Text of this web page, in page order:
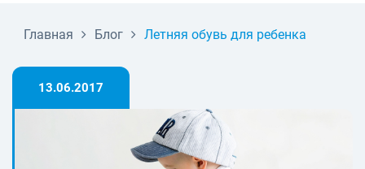
Главная Блог Летняя обувь для ребенка
13.06.2017